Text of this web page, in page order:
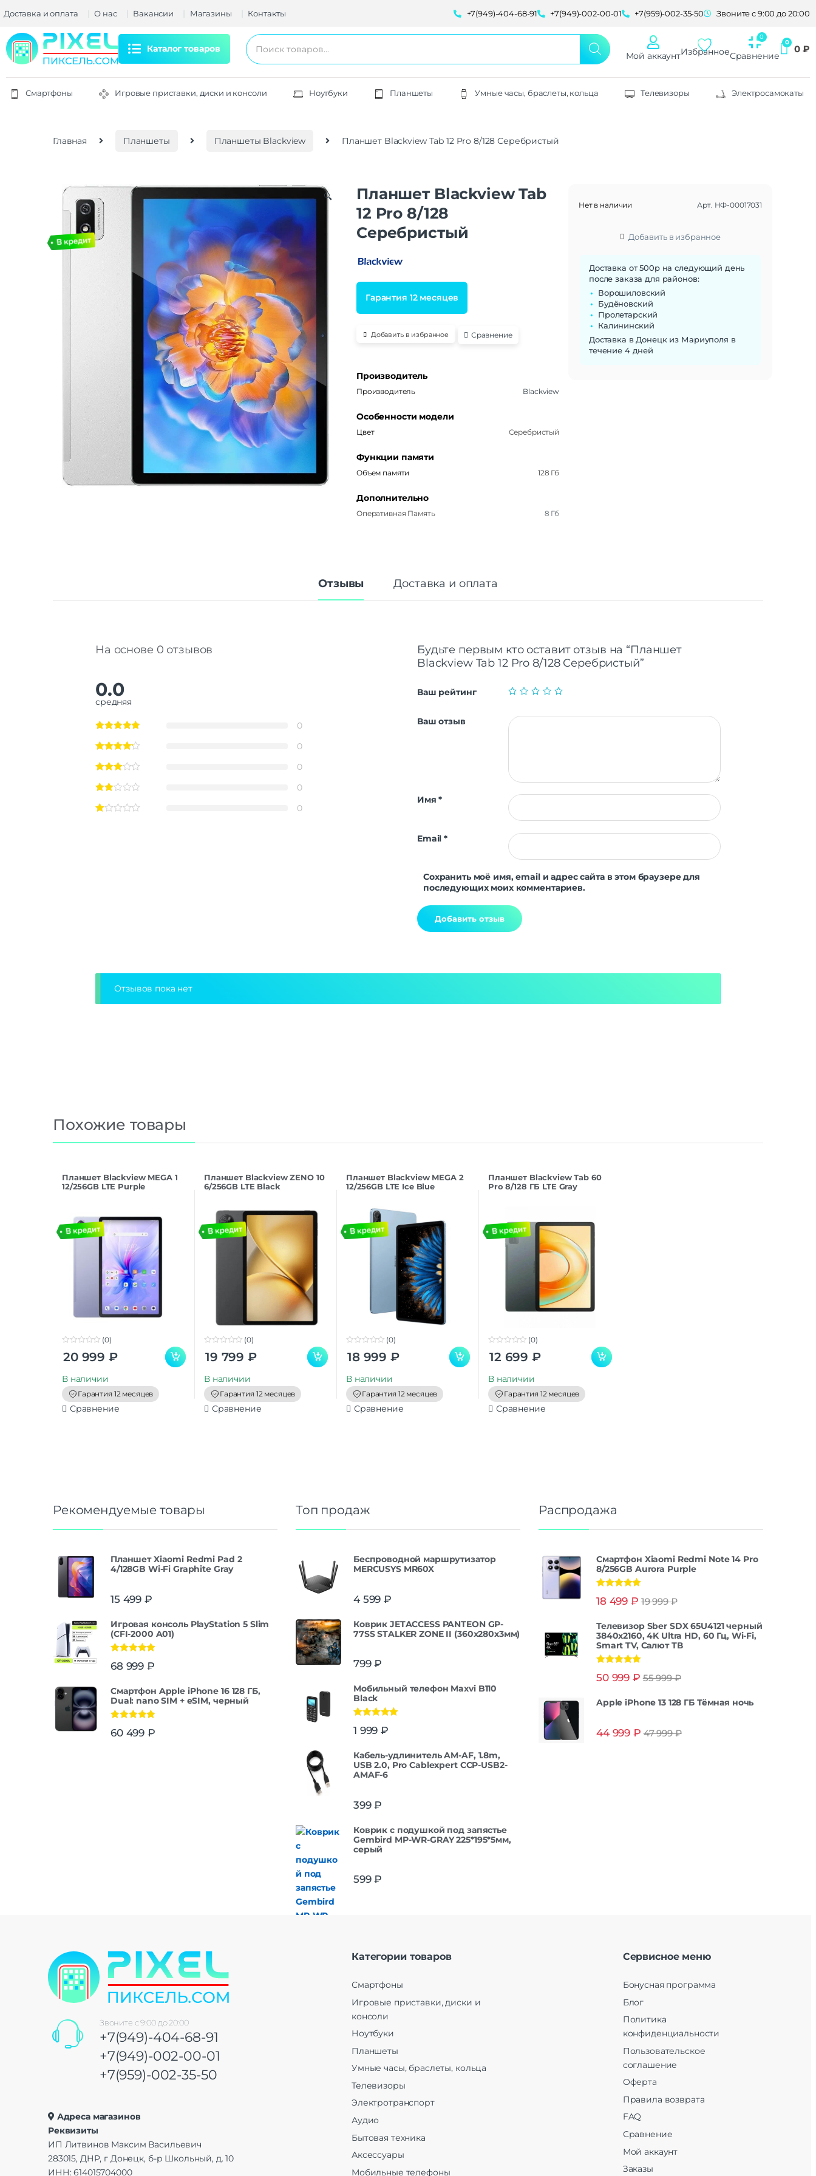
Доставка и оплата О нас Вакансии Магазины Контакты +7(949)-404-68-91 +7(949)-002-00-01 +7(959)-002-35-50 Звоните с 9:00 до 20:00
Каталог товаров
Мой аккаунтИзбранноеСравнение
0 ₽
Смартфоны Игровые приставки, диски и консоли Ноутбуки Планшеты Умные часы, браслеты, кольца Телевизоры Электросамокаты
Главная Планшеты Планшеты Blackview Планшет Blackview Tab 12 Pro 8/128 Серебристый
🔍
Планшет Blackview Tab
12 Pro 8/128
Серебристый
Гарантия 12 месяцев
Добавить в избранное Сравнение
Производитель
Производитель Blackview
Особенности модели
Цвет Серебристый
Функции памяти
Объем памяти 128 Гб
Дополнительно
Оперативная Память 8 Гб
Нет в наличии Арт. НФ-00017031
Добавить в избранное
Доставка от 500р на следующий день
после заказа для районов:
Ворошиловский
Будёновский
Пролетарский
Калининский
Доставка в Донецк из Мариуполя в
течение 4 дней
Отзывы Доставка и оплата
На основе 0 отзывов
0.0
средняя
0
0
0
0
0
Будьте первым кто оставит отзыв на “Планшет
Blackview Tab 12 Pro 8/128 Серебристый”
Ваш рейтинг
Ваш отзыв
Имя*
Email*
Сохранить моё имя, email и адрес сайта в этом браузере для
последующих моих комментариев.
Отзывов пока нет
Похожие товары
Планшет Blackview MEGA 1
12/256GB LTE Purple
o
o
(0)
20 999 ₽
В наличии
Гарантия 12 месяцев
Сравнение
Планшет Blackview ZENO 10
6/256GB LTE Black
o
(0)
19 799 ₽
В наличии
Гарантия 12 месяцев
Сравнение
Планшет Blackview MEGA 2
12/256GB LTE Ice Blue
o
(0)
18 999 ₽
В наличии
Гарантия 12 месяцев
Сравнение
Планшет Blackview Tab 60
Pro 8/128 ГБ LTE Gray
o
(0)
12 699 ₽
В наличии
Гарантия 12 месяцев
Сравнение
Рекомендуемые товары
Планшет Xiaomi Redmi Pad 2
4/128GB Wi-Fi Graphite Gray
15 499 ₽
Игровая консоль PlayStation 5 Slim
(CFI-2000 A01)
из 5
68 999 ₽
Смартфон Apple iPhone 16 128 ГБ,
Dual: nano SIM + eSIM, черный
из 5
60 499 ₽
Топ продаж
Беспроводной маршрутизатор
MERCUSYS MR60X
4 599 ₽
Коврик JETACCESS PANTEON GP-
77SS STALKER ZONE II (360x280x3мм)
799₽
Мобильный телефон Maxvi B110
Black
из 5
1 999 ₽
Кабель-удлинитель AM-AF, 1.8m,
USB 2.0, Pro Cablexpert CCP-USB2-
AMAF-6
399₽
Коврик с подушкой под запястье
Gembird MP-WR-GRAY 225*195*5мм,
серый
599₽
Распродажа
Смартфон Xiaomi Redmi Note 14 Pro
8/256GB Aurora Purple
из 5
18 499 ₽ 19 999₽
Телевизор Sber SDX 65U4121 черный
3840x2160, 4K Ultra HD, 60 Гц, Wi-Fi,
Smart TV, Салют ТВ
из 5
50 999 ₽ 55 999₽
Apple iPhone 13 128 ГБ Тёмная ночь
44 999 ₽ 47 999₽
Звоните с 9:00 до 20:00
+7(949)-404-68-91
+7(949)-002-00-01
+7(959)-002-35-50
Адреса магазинов
Реквизиты
ИП Литвинов Максим Васильевич
283015, ДНР, г Донецк, б-р Школьный, д. 10
ИНН: 614015704000
Категории товаров
Смартфоны
Игровые приставки, диски и
консоли
Ноутбуки
Планшеты
Умные часы, браслеты, кольца
Телевизоры
Электротранспорт
Аудио
Бытовая техника
Аксессуары
Мобильные телефоны
Сервисное меню
Бонусная программа
Блог
Политика
конфиденциальности
Пользовательское
соглашение
Оферта
Правила возврата
FAQ
Сравнение
Мой аккаунт
Заказы